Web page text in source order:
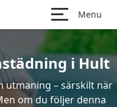
Menu
i Hult
utmaning – särskilt när
om du följer denna